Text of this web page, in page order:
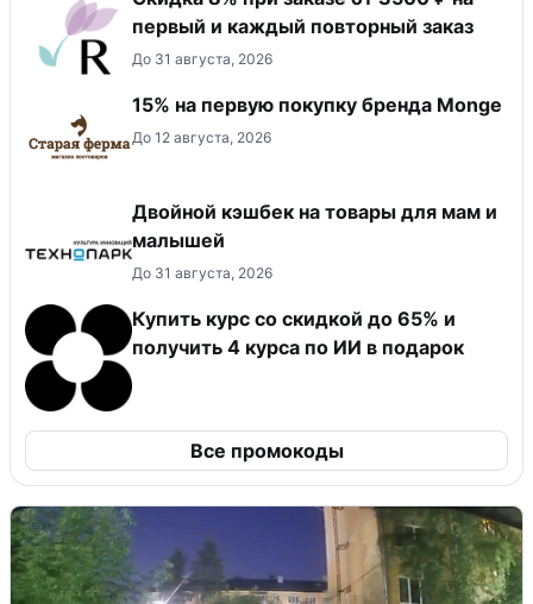
первый и каждый повторный заказ
До 31 августа, 2026
15% на первую покупку бренда Monge
До 12 августа, 2026
Двойной кэшбек на товары для мам и
малышей
До 31 августа, 2026
Купить курс со скидкой до 65% и
получить 4 курса по ИИ в подарок
Все промокоды